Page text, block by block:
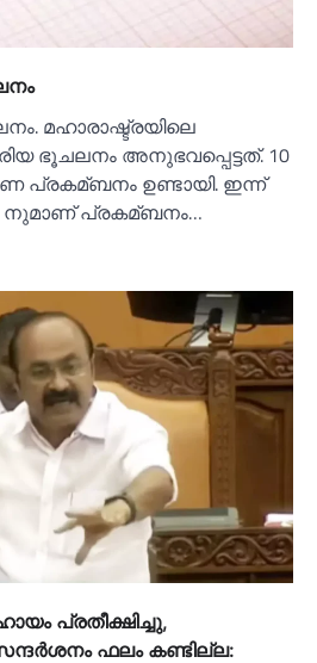
മഹാരാഷ്ട്രയിലെ
ഭൂചലനം അനുഭവപ്പെട്ടത്. 10
പ്രകമ്ബനം ഉണ്ടായി. ഇന്ന്
നുമാണ് പ്രകമ്ബനം…
പ്രതീക്ഷിച്ചു,
ഫലം കണ്ടില്ല: